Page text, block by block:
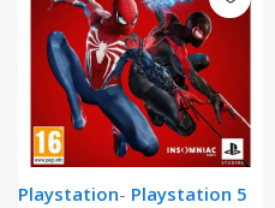
Playstation- Playstation 5